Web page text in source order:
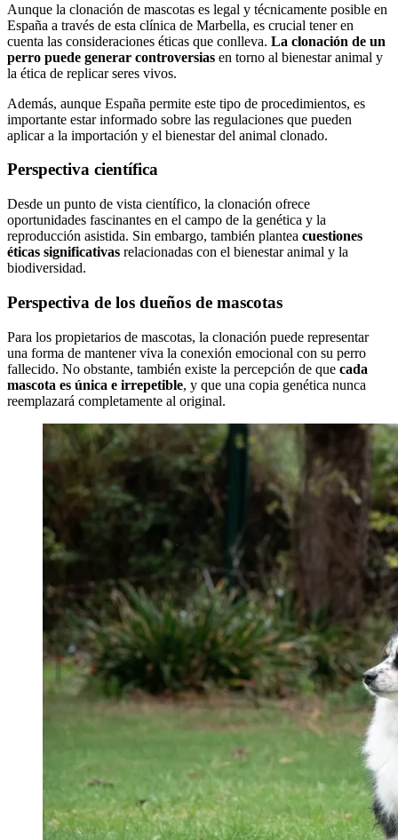
Aunque la clonación de mascotas es legal y técnicamente posible en
España a través de esta clínica de Marbella, es crucial tener en
cuenta las consideraciones éticas que conlleva. La clonación de un
perro puede generar controversias en torno al bienestar animal y
la ética de replicar seres vivos.
Además, aunque España permite este tipo de procedimientos, es
importante estar informado sobre las regulaciones que pueden
aplicar a la importación y el bienestar del animal clonado.
Perspectiva científica
Desde un punto de vista científico, la clonación ofrece
oportunidades fascinantes en el campo de la genética y la
reproducción asistida. Sin embargo, también plantea cuestiones
éticas significativas relacionadas con el bienestar animal y la
biodiversidad.
Perspectiva de los dueños de mascotas
Para los propietarios de mascotas, la clonación puede representar
una forma de mantener viva la conexión emocional con su perro
fallecido. No obstante, también existe la percepción de que cada
mascota es única e irrepetible, y que una copia genética nunca
reemplazará completamente al original.